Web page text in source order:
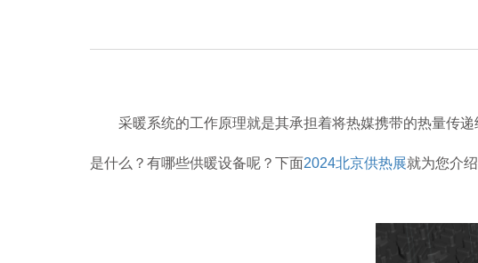
采暖系统的工作原理就是其承担着将热媒携带的热量传递
是什么？有哪些供暖设备呢？下面2024北京供热展就为您介绍